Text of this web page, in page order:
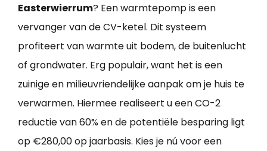
Easterwierrum? Een warmtepomp is een
vervanger van de CV-ketel. Dit systeem
profiteert van warmte uit bodem, de buitenlucht
of grondwater. Erg populair, want het is een
zuinige en milieuvriendelijke aanpak om je huis te
verwarmen. Hiermee realiseert u een CO-2
reductie van 60% en de potentiële besparing ligt
op €280,00 op jaarbasis. Kies je nú voor een